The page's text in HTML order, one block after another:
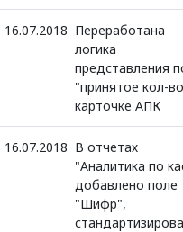
16.07.2018 Переработана
логика
представления
"принятое кол-
карточке АПК
16.07.2018 В отчетах
"Аналитика по
добавлено поле
"Шифр",